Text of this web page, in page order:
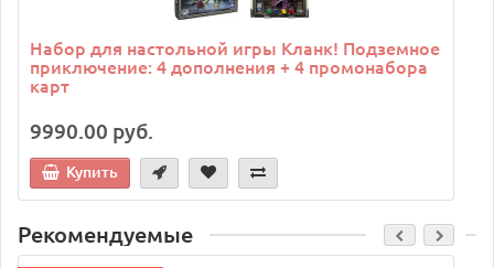
Набор для настольной игры Кланк! Подземное
приключение: 4 дополнения + 4 промонабора
карт
9990.00 руб.
Купить
Рекомендуемые